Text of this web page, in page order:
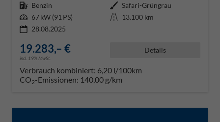
Kraftstoff Benzin Außenfarbe Safari-Grüngrau
Leistung 67 kW (91 PS) Kilometerstand 13.100 km
28.08.2025
19.283,– €
incl. 19% MwSt.
Details
Verbrauch kombiniert: 6,20 l/100km
CO2-Emissionen: 140,00 g/km